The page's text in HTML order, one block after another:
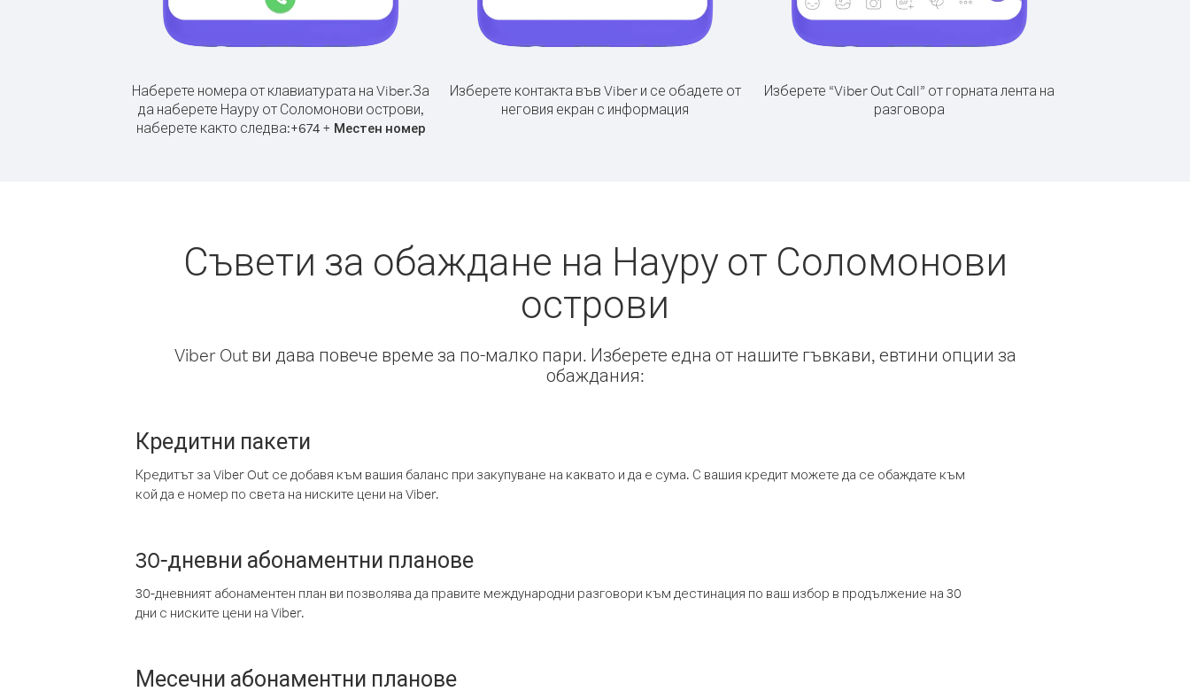
Наберете номера от клавиатурата на Viber.За
да наберете Науру от Соломонови острови,
наберете както следва:+674+ Местен номер
Изберете контакта във Viber и се обадете от
неговия екран с информация
Изберете “Viber Out Call” от горната лента на
разговора
Съвети за обаждане на Науру от Соломонови
острови
Viber Out ви дава повече време за по-малко пари. Изберете една от нашите гъвкави, евтини опции за
обаждания:
Кредитни пакети
Кредитът за Viber Out се добавя към вашия баланс при закупуване на каквато и да е сума. С вашия кредит можете да се обаждате към
кой да е номер по света на ниските цени на Viber.
30-дневни абонаментни планове
30-дневният абонаментен план ви позволява да правите международни разговори към дестинация по ваш избор в продължение на 30
дни с ниските цени на Viber.
Месечни абонаментни планове